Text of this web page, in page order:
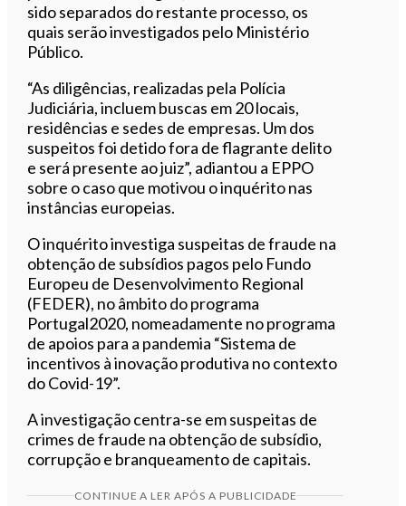
sido separados do restante processo, os
quais serão investigados pelo Ministério
Público.
“As diligências, realizadas pela Polícia
Judiciária, incluem buscas em 20 locais,
residências e sedes de empresas. Um dos
suspeitos foi detido fora de flagrante delito
e será presente ao juiz”, adiantou a EPPO
sobre o caso que motivou o inquérito nas
instâncias europeias.
O inquérito investiga suspeitas de fraude na
obtenção de subsídios pagos pelo Fundo
Europeu de Desenvolvimento Regional
(FEDER), no âmbito do programa
Portugal2020, nomeadamente no programa
de apoios para a pandemia “Sistema de
incentivos à inovação produtiva no contexto
do Covid-19”.
A investigação centra-se em suspeitas de
crimes de fraude na obtenção de subsídio,
corrupção e branqueamento de capitais.
CONTINUE A LER APÓS A PUBLICIDADE